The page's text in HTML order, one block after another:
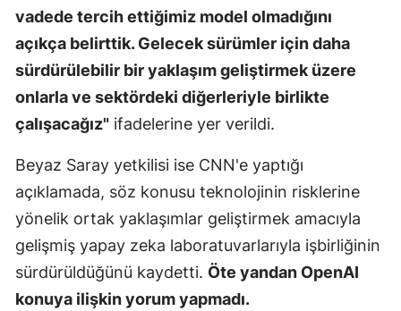
Kırşehir
Kocaeli
Manisa
Mardin
vadede tercih ettiğimiz model olmadığını
açıkça belirttik. Gelecek sürümler için daha
sürdürülebilir bir yaklaşım geliştirmek üzere
onlarla ve sektördeki diğerleriyle birlikte
çalışacağız" ifadelerine yer verildi.
Beyaz Saray yetkilisi ise CNN'e yaptığı
açıklamada, söz konusu teknolojinin risklerine
yönelik ortak yaklaşımlar geliştirmek amacıyla
gelişmiş yapay zeka laboratuvarlarıyla işbirliğinin
sürdürüldüğünü kaydetti. Öte yandan OpenAI
konuya ilişkin yorum yapmadı.